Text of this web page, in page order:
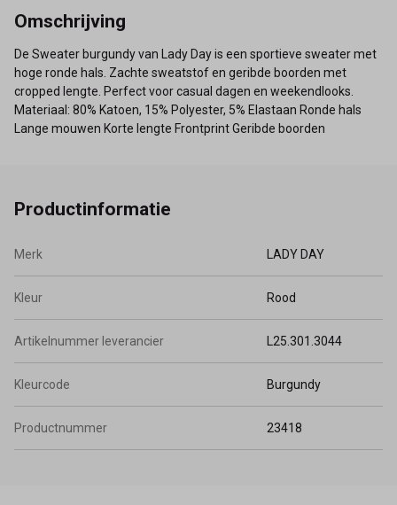
Omschrijving
De Sweater burgundy van Lady Day is een sportieve sweater met
hoge ronde hals. Zachte sweatstof en geribde boorden met
cropped lengte. Perfect voor casual dagen en weekendlooks.
Materiaal: 80% Katoen, 15% Polyester, 5% Elastaan Ronde hals
Lange mouwen Korte lengte Frontprint Geribde boorden
Productinformatie
Merk LADY DAY
Kleur Rood
Artikelnummer leverancier L25.301.3044
Kleurcode Burgundy
Productnummer 23418